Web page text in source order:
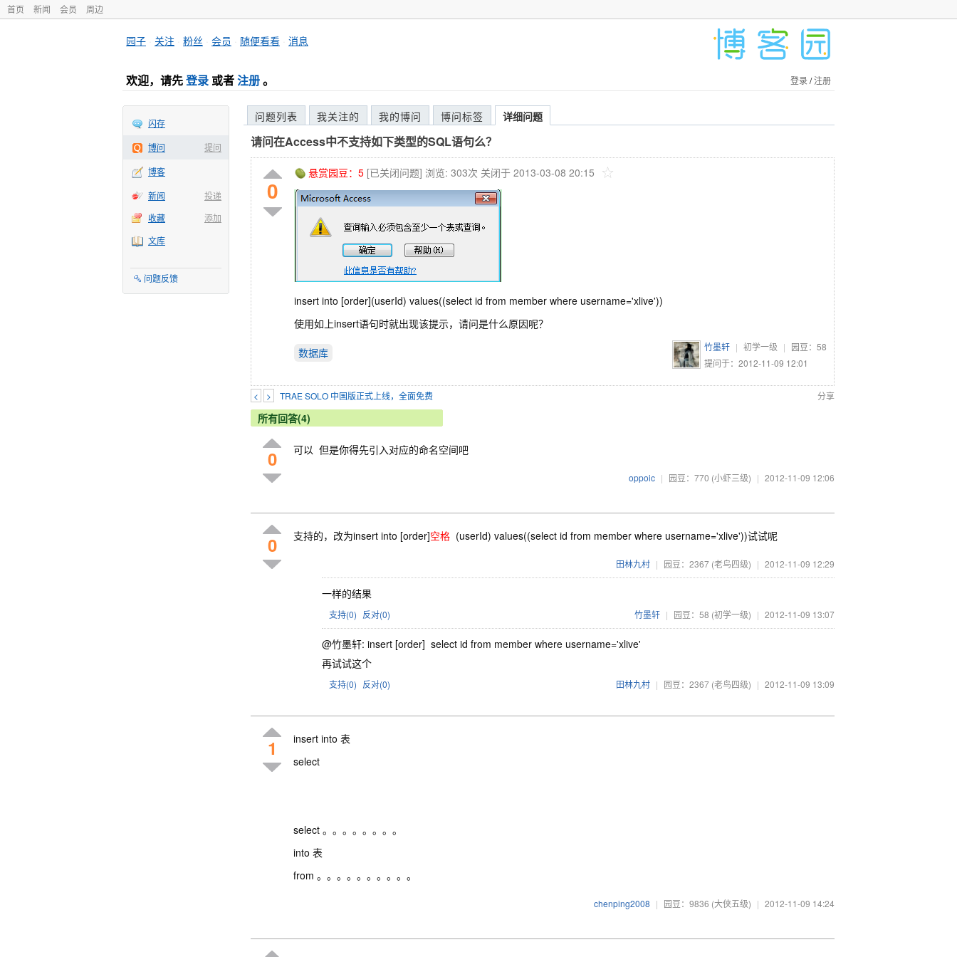
首页 新闻 会员 周边
园子 关注 粉丝 会员 随便看看 消息
欢迎，请先登录 或者注册。 登录/注册
闪存
提问
博问
博客
投递
新闻
添加
收藏
文库
问题反馈
问题列表 我关注的 我的博问 博问标签 详细问题
请问在Access中不支持如下类型的SQL语句么？
0
悬赏园豆： 5 [已关闭问题] 浏览: 303次 关闭于 2013-03-08 20:15
insert into [order](userId) values((select id from member where username='xlive'))
使用如上insert语句时就出现该提示，请问是什么原因呢？
数据库 竹墨轩 | 初学一级 | 园豆： 58
提问于：2012-11-09 12:01
< > TRAE SOLO 中国版正式上线，全面免费 分享
所有回答(4)
0 可以 但是你得先引入对应的命名空间吧
oppoic | 园豆：770 (小虾三级) | 2012-11-09 12:06
0 支持的，改为insert into [order]空格 (userId) values((select id from member where username='xlive'))试试呢
田林九村 | 园豆：2367 (老鸟四级) | 2012-11-09 12:29
一样的结果
支持(0) 反对(0) 竹墨轩 | 园豆：58 (初学一级) | 2012-11-09 13:07
@竹墨轩: insert [order] select id from member where username='xlive'
再试试这个
支持(0) 反对(0) 田林九村 | 园豆：2367 (老鸟四级) | 2012-11-09 13:09
1
insert into 表
select
select 。。。。。。。。
into 表
from 。。。。。。。。。。
chenping2008 | 园豆：9836 (大侠五级) | 2012-11-09 14:24